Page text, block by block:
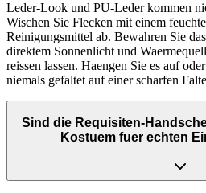
Leder-Look und PU-Leder kommen
Wischen Sie Flecken mit einem
Reinigungsmittel ab. Bewahren Sie
direktem Sonnenlicht und
reissen lassen. Haengen Sie es auf
niemals gefaltet auf einer scharfen
Sind die Requisiten-
Kostuem fuer echten